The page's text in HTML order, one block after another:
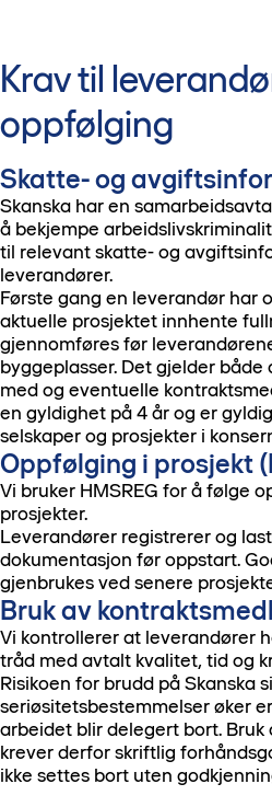
Krav til
oppfølging
Skatte- og
Skanska har en
å bekjempe
til relevant skatte- og
leverandører.
Første gang en leverandør har
aktuelle prosjektet innhente
gjennomføres før
byggeplasser. Det gjelder
med og eventuelle
en gyldighet på 4 år og er
selskaper og prosjekter i
Oppfølging i prosjekt
Vi bruker HMSREG for å følge
prosjekter.
Leverandører registrerer og
dokumentasjon før oppstart.
gjenbrukes ved senere
Bruk av
Vi kontrollerer at leverandører
tråd med avtalt kvalitet, tid og
Risikoen for brudd på Skanska
seriøsitetsbestemmelser øker
arbeidet blir delegert bort.
krever derfor skriftlig
ikke settes bort uten